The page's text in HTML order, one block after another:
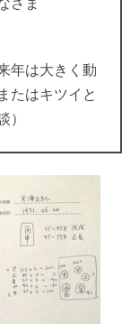
さま
年は大きく動
たはキツイと
）